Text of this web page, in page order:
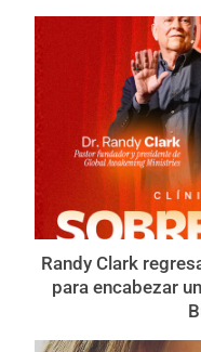
Randy Clark
para encabezar